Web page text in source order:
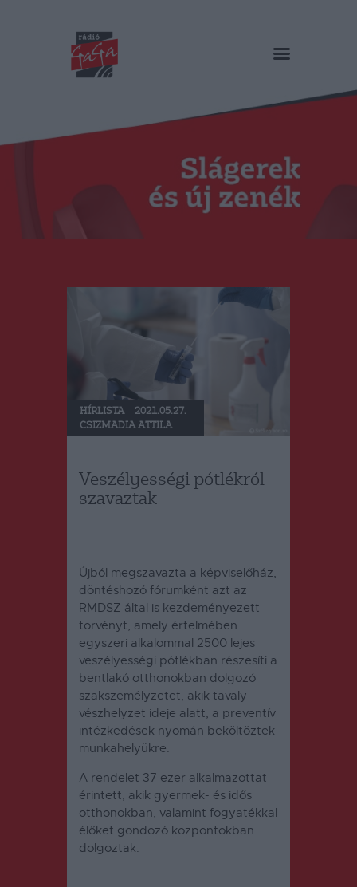
RÁDIÓ GAGA
Műsorok
Duma Duba
Podcast és videók
Stáb
HÍRLISTA
2021.05.27.
CSIZMADIA ATTILA
Veszélyességi pótlékról
szavaztak
Újból megszavazta a képviselőház,
döntéshozó fórumként azt az
RMDSZ által is kezdeményezett
törvényt, amely értelmében
egyszeri alkalommal 2500 lejes
veszélyességi pótlékban részesíti a
bentlakó otthonokban dolgozó
szakszemélyzetet, akik tavaly
vészhelyzet ideje alatt, a preventív
intézkedések nyomán beköltöztek
munkahelyükre.
A rendelet 37 ezer alkalmazottat
érintett, akik gyermek- és idős
otthonokban, valamint fogyatékkal
élőket gondozó központokban
dolgoztak.